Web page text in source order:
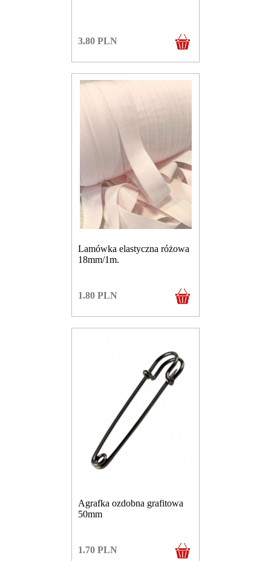
3.80 PLN
Lamówka elastyczna różowa
18mm/1m.
1.80 PLN
Agrafka ozdobna grafitowa
50mm
1.70 PLN